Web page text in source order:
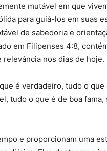
mutável em que
para guiá-los em suas
de sabedoria e
em Filipenses 4:8,
nos dias de hoje.
é verdadeiro, tudo o
tudo o que é de boa
e proporcionam uma